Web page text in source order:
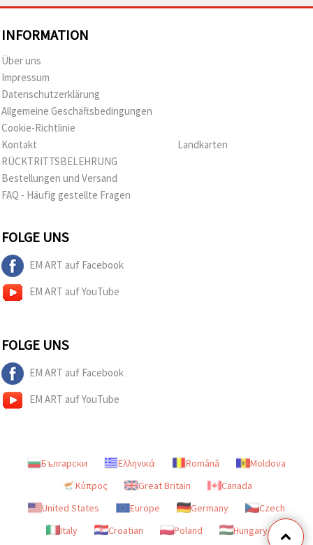
INFORMATION
Über uns
Impressum
Datenschutzerklärung
Allgemeine Geschäftsbedingungen
Cookie-Richtlinie
Kontakt
RÜCKTRITTSBELEHRUNG
Bestellungen und Versand
FAQ - Häufig gestellte Fragen
Landkarten
FOLGE UNS
EM ART auf Facebook
EM ART auf YouTube
FOLGE UNS
EM ART auf Facebook
EM ART auf YouTube
Български Ελληνικά Română
Moldova
Κύπρος
Great Britain
Canada
United States
Europe Germany
Czech
Italy
Croatian Poland Hungary